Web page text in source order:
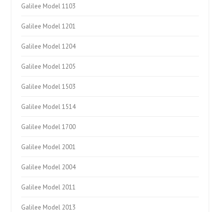
Galilee Model 1103
Galilee Model 1201
Galilee Model 1204
Galilee Model 1205
Galilee Model 1503
Galilee Model 1514
Galilee Model 1700
Galilee Model 2001
Galilee Model 2004
Galilee Model 2011
Galilee Model 2013